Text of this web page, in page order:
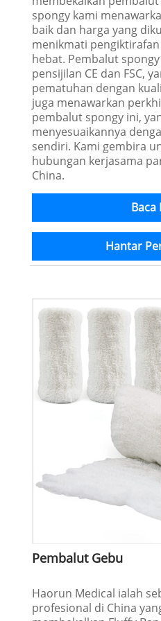
spongy kami
baik dan harga yang
menikmati
hebat. Pembalut
pensijilan CE dan FSC,
pematuhan dengan
juga menawarkan
pembalut spongy ini,
menyesuaikannya
sendiri. Kami gembira
hubungan kerjasama
China.
Baca
Hantar
Pembalut Gebu
Haorun Medical ialah
profesional di China